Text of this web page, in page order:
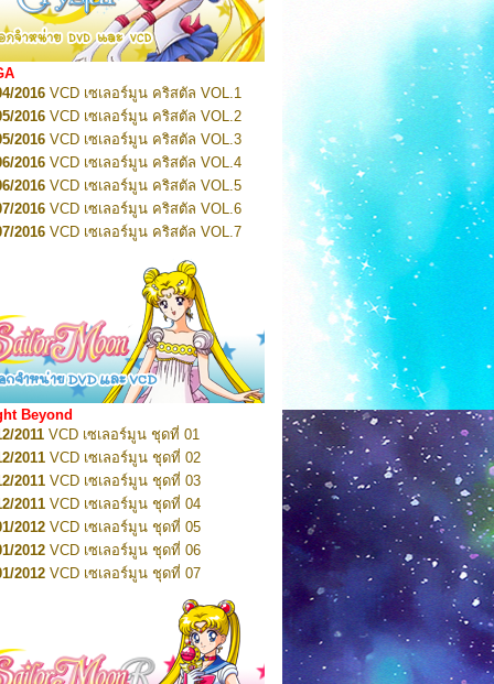
1
Pretty Guardian Sailor Moon Eternal
2
Pretty Guardian Sailor Moon Eternal
3
Pretty Guardian Sailor Moon Eternal
4
Pretty Guardian Sailor Moon Eternal
5
Pretty Guardian Sailor Moon Eternal
6
Pretty Guardian Sailor Moon Eternal
7
Pretty Guardian Sailor Moon Eternal
Pretty Guardian Sailor Moon Eternal
Pretty Guardian Sailor Moon Eternal
10
2026Code Name: Sailor V 1
2026Code Name: Sailor V 2
2016 VCD เซเลอร์มูน คริสตัล VOL.1
2016 VCD เซเลอร์มูน คริสตัล VOL.2
2016 VCD เซเลอร์มูน คริสตัล VOL.3
2016 VCD เซเลอร์มูน คริสตัล VOL.4
2016 VCD เซเลอร์มูน คริสตัล VOL.5
2016 VCD เซเลอร์มูน คริสตัล VOL.6
2016 VCD เซเลอร์มูน คริสตัล VOL.7
VCD เซเลอร์มูน คริสตัล VOL.9
VCD เซเลอร์มูน คริสตัล VOL.10
2016
VCD เซเลอร์มูน คริสตัล VOL.11
2016VCD เซเลอร์มูน คริสตัล VOL.12
2016VCD เซเลอร์มูน คริสตัล VOL.13
2016 DVD เซเลอร์มูน คริสตัล VOL.1
2016DVD เซเลอร์มูน คริสตัล VOL.2
2016 DVD เซเลอร์มูน คริสตัล VOL.3
2016 DVD เซเลอร์มูน คริสตัล VOL.4
2016 DVD เซเลอร์มูน คริสตัล VOL.5
2016 DVD เซเลอร์มูน คริสตัล VOL.6
2016DVD เซเลอร์มูน คริสตัล VOL.7
2016DVD เซเลอร์มูน คริสตัล VOL.8
2017 DVD เซเลอร์มูน คริสตัล Box-Set
Beyond
2011 VCD เซเลอร์มูน ชุดที่ 01
2011 VCD เซเลอร์มูน ชุดที่ 02
2011 VCD เซเลอร์มูน ชุดที่ 03
2011 VCD เซเลอร์มูน ชุดที่ 04
2012 VCD เซเลอร์มูน ชุดที่ 05
2012 VCD เซเลอร์มูน ชุดที่ 06
2012 VCD เซเลอร์มูน ชุดที่ 07
VCD เซเลอร์มูน ชุดที่ 08
VCD เซเลอร์มูน ชุดที่ 09
VCD เซเลอร์มูน ชุดที่ 10
2012VCD เซเลอร์มูน ชุดที่ 11